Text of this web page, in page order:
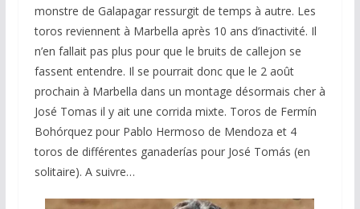
monstre de Galapagar ressurgit de temps à autre. Les
toros reviennent à Marbella après 10 ans d’inactivité. Il
n’en fallait pas plus pour que le bruits de callejon se
fassent entendre. Il se pourrait donc que le 2 août
prochain à Marbella dans un montage désormais cher à
José Tomas il y ait une corrida mixte. Toros de Fermín
Bohórquez pour Pablo Hermoso de Mendoza et 4
toros de différentes ganaderías pour José Tomás (en
solitaire). A suivre…